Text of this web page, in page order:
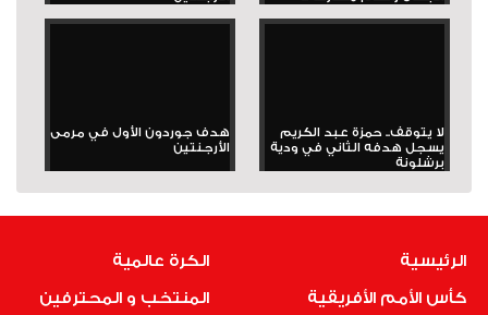
لا يتوقف.. حمزة عبد الكريم
يسجل هدفه الثاني في ودية
برشلونة
هدف جوردون الأول في مرمى
الأرجنتين
الرئيسية
كأس الأمم الأفريقية
الكرة عالمية
المنتخب و المحترفين